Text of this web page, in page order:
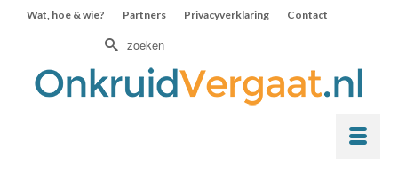
Wat, hoe & wie? Partners Privacyverklaring Contact
Zoek